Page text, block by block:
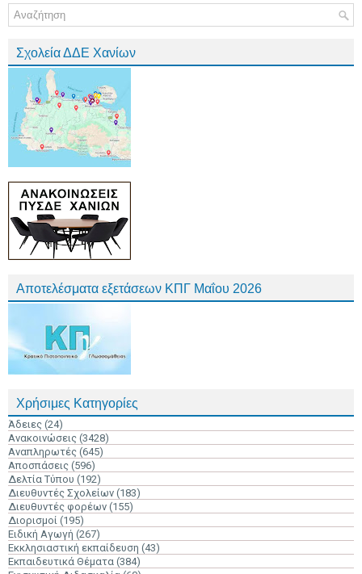
Σχολεία ΔΔΕ Χανίων
Αποτελέσματα εξετάσεων ΚΠΓ Μαΐου 2026
Χρήσιμες Κατηγορίες
Άδειες (24)
Ανακοινώσεις (3428)
Αναπληρωτές (645)
Αποσπάσεις (596)
Δελτία Τύπου (192)
Διευθυντές Σχολείων (183)
Διευθυντές φορέων (155)
Διορισμοί (195)
Ειδική Αγωγή (267)
Εκκλησιαστική εκπαίδευση (43)
Εκπαιδευτικά Θέματα (384)